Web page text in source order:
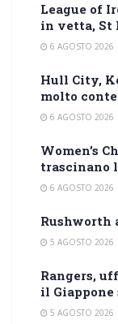
League of
in vetta, St
6 AGOSTO 2026
Hull City,
molto
6 AGOSTO 2026
Women’s
trascinano
6 AGOSTO 2026
Rushworth
5 AGOSTO 2026
Rangers,
il Giappone
5 AGOSTO 2026